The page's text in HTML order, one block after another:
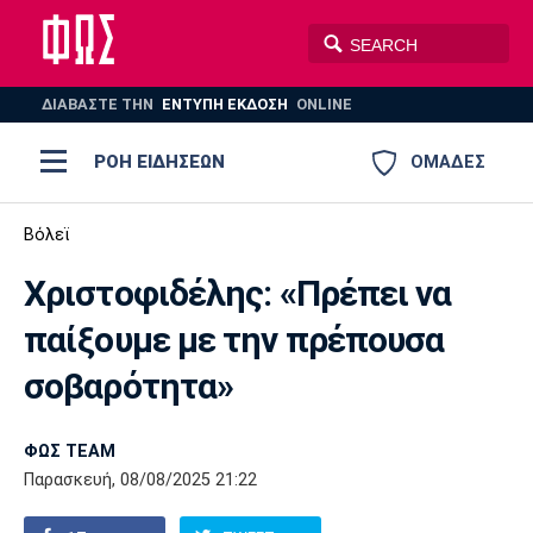
ΔΙΑΒΑΣΤΕ THN ΕΝΤΥΠΗ ΕΚΔΟΣΗ ONLINE
ΟΜΑΔΕΣ
ΡΟΗ ΕΙΔΗΣΕΩΝ
ΒΟΛΕΪ ΣΠΟΡ
AUTO-MOTO PLUS
Ποδόσφαιρο
Super League 1
Super League 2
Γ Εθνική
Ελλάδα
Μπάσκετ
Ελλάδα
Εθνική
EuroLeague
Ολυμπιακοί Αγώνες
Βόλεϊ
Πόλο
Ολυμπιακός ΑΕΚ ΠΑΟΚ
Παναθηναϊκός Ατρόμητος
Βόλεϊ
Χριστοφιδέλης: «Πρέπει να
παίξουμε με την πρέπουσα
σοβαρότητα»
ΦΩΣ TEAM
Παρασκευή, 08/08/2025 21:22